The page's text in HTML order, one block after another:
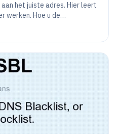
het juiste adres. Hier leert
werken. Hoe u de
desktopversie en